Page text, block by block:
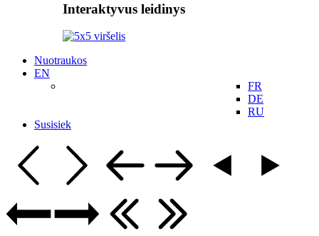
Interaktyvus leidinys
Nuotraukos
EN
FR
DE
RU
Susisiek